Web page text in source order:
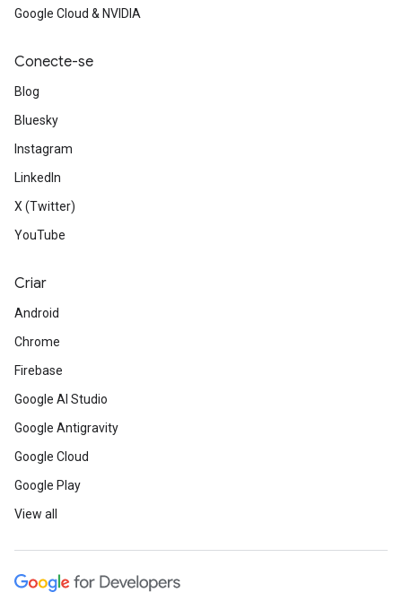
Google Cloud & NVIDIA
Conecte-se
Blog
Bluesky
Instagram
LinkedIn
X (Twitter)
YouTube
Criar
Android
Chrome
Firebase
Google AI Studio
Google Antigravity
Google Cloud
Google Play
View all